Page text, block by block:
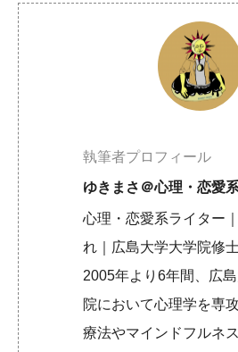
執筆者プロフィール
ゆきまさ＠心理・恋愛
心理・恋愛系ライター
れ｜広島大学大学院修
2005年より6年間、広
院において心理学を専
療法やマインドフルネ